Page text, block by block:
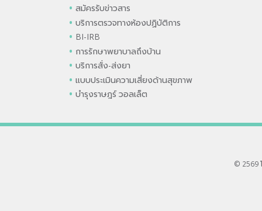
สมัครรับข่าวสาร
บริการตรวจทางห้องปฏิบัติการ
BI-IRB
การรักษาพยาบาลถึงบ้าน
บริการสั่ง-ส่งยา
แบบประเมินความเสี่ยงด้านสุขภาพ
บำรุงราษฎร์ วอลเล็ต
© 2569